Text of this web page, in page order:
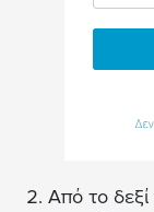
Από το